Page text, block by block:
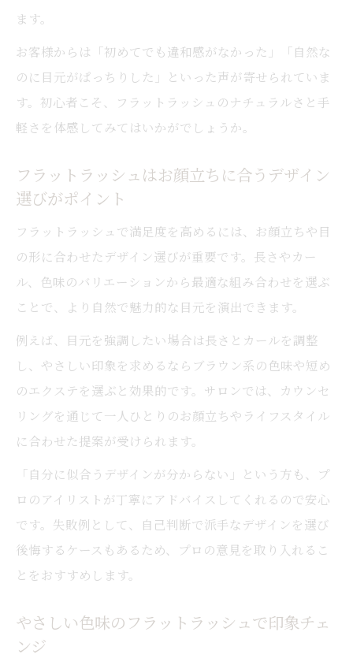
LEDエクステ×フラットラッシュの持続力
がすごい
LEDエクステとフラットラッシュの併用ポ
イント
お客様の声で実感するLEDエクステと持ち
進化するフラットラッシュとLED技術の最
新情報
ます。
お客様からは「初めてでも違和感がなかった」「自然な
のに目元がぱっちりした」といった声が寄せられていま
す。初心者こそ、フラットラッシュのナチュラルさと手
軽さを体感してみてはいかがでしょうか。
フラットラッシュはお顔立ちに合うデザイン
選びがポイント
フラットラッシュで満足度を高めるには、お顔立ちや目
の形に合わせたデザイン選びが重要です。長さやカー
ル、色味のバリエーションから最適な組み合わせを選ぶ
ことで、より自然で魅力的な目元を演出できます。
例えば、目元を強調したい場合は長さとカールを調整
し、やさしい印象を求めるならブラウン系の色味や短め
のエクステを選ぶと効果的です。サロンでは、カウンセ
リングを通じて一人ひとりのお顔立ちやライフスタイル
に合わせた提案が受けられます。
「自分に似合うデザインが分からない」という方も、プ
ロのアイリストが丁寧にアドバイスしてくれるので安心
です。失敗例として、自己判断で派手なデザインを選び
後悔するケースもあるため、プロの意見を取り入れるこ
とをおすすめします。
やさしい色味のフラットラッシュで印象チェ
ンジ